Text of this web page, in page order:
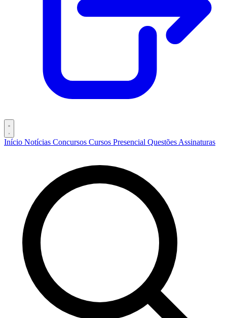
Início Notícias Concursos Cursos Presencial Questões Assinaturas